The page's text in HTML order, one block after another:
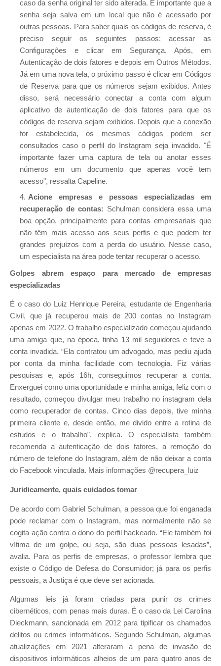
caso da senha original ter sido alterada. É importante que a
senha seja salva em um local que não é acessado por
outras pessoas. Para saber quais os códigos de reserva, é
preciso seguir os seguintes passos: acessar as
Configurações e clicar em Segurança. Após, em
Autenticação de dois fatores e depois em Outros Métodos.
Já em uma nova tela, o próximo passo é clicar em Códigos
de Reserva para que os números sejam exibidos. Antes
disso, será necessário conectar a conta com algum
aplicativo de autenticação de dois fatores para que os
códigos de reserva sejam exibidos. Depois que a conexão
for estabelecida, os mesmos códigos podem ser
consultados caso o perfil do Instagram seja invadido. "É
importante fazer uma captura de tela ou anotar esses
números em um documento que apenas você tem
acesso", ressalta Capeline.
Acione empresas e pessoas especializadas em
recuperação de contas: Schulman considera essa uma
boa opção, principalmente para contas empresariais que
não têm mais acesso aos seus perfis e que podem ter
grandes prejuízos com a perda do usuário. Nesse caso,
um especialista na área pode tentar recuperar o acesso.
Golpes abrem espaço para mercado de empresas
especializadas
É o caso do Luiz Henrique Pereira, estudante de Engenharia
Civil, que já recuperou mais de 200 contas no Instagram
apenas em 2022. O trabalho especializado começou ajudando
uma amiga que, na época, tinha 13 mil seguidores e teve a
conta invadida. “Ela contratou um advogado, mas pediu ajuda
por conta da minha facilidade com tecnologia. Fiz várias
pesquisas e, após 16h, conseguimos recuperar a conta.
Enxerguei como uma oportunidade e minha amiga, feliz com o
resultado, começou divulgar meu trabalho no instagram dela
como recuperador de contas. Cinco dias depois, tive minha
primeira cliente e, desde então, me divido entre a rotina de
estudos e o trabalho”, explica. O especialista também
recomenda a autenticação de dois fatores, a remoção do
número de telefone do Instagram, além de não deixar a conta
do Facebook vinculada. Mais informações @recupera_luiz
Juridicamente, quais cuidados tomar
De acordo com Gabriel Schulman, a pessoa que foi enganada
pode reclamar com o Instagram, mas normalmente não se
cogita ação contra o dono do perfil hackeado. “Ele também foi
vítima de um golpe, ou seja, são duas pessoas lesadas”,
avalia. Para os perfis de empresas, o professor lembra que
existe o Código de Defesa do Consumidor; já para os perfis
pessoais, a Justiça é que deve ser acionada.
Algumas leis já foram criadas para punir os crimes
cibernéticos, com penas mais duras. É o caso da Lei Carolina
Dieckmann, sancionada em 2012 para tipificar os chamados
delitos ou crimes informáticos. Segundo Schulman, algumas
atualizações em 2021 alteraram a pena de invasão de
dispositivos informáticos alheios de um para quatro anos de